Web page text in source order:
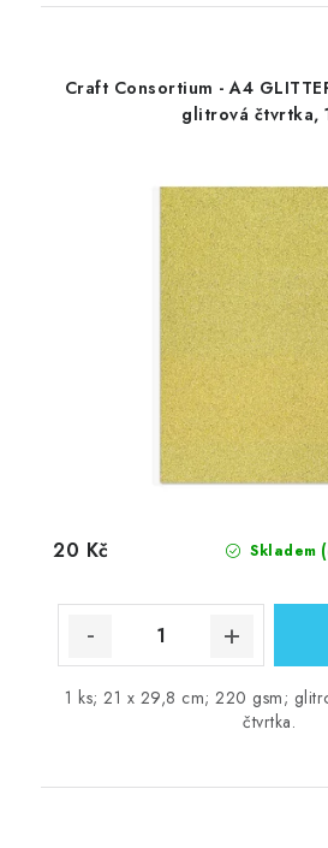
Craft Consortium - A4
glitrová čtvrtka,
Skladem
20 Kč
1 ks; 21 x 29,8 cm; 220 gsm;
čtvrtka.